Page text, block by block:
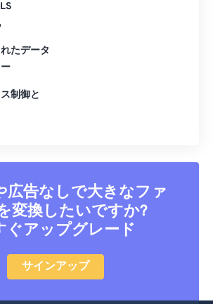
たデータ
制御と
広告なしで大きなファ
変換したいですか?
ぐアップグレード
サインアップ